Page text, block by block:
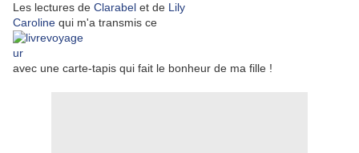
Les lectures de Clarabel et de Lily
Caroline qui m'a transmis ce
avec une carte-tapis qui fait le bonheur de ma fille !